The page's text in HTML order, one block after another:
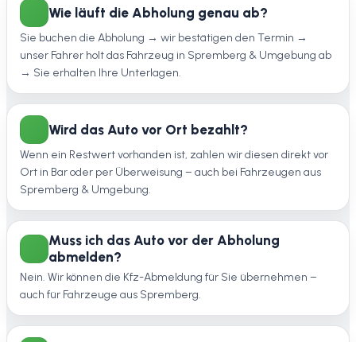
Wie läuft die Abholung genau ab?
Sie buchen die Abholung → wir bestätigen den Termin →
unser Fahrer holt das Fahrzeug in Spremberg & Umgebung ab
→ Sie erhalten Ihre Unterlagen.
Wird das Auto vor Ort bezahlt?
Wenn ein Restwert vorhanden ist, zahlen wir diesen direkt vor
Ort in Bar oder per Überweisung – auch bei Fahrzeugen aus
Spremberg & Umgebung.
Muss ich das Auto vor der Abholung
abmelden?
Nein. Wir können die Kfz-Abmeldung für Sie übernehmen –
auch für Fahrzeuge aus Spremberg.